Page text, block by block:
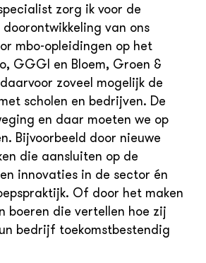
zorg ik voor de
van ons
mbo-opleidingen op het
GGGI en Bloem, Groen &
zoveel mogelijk de
scholen en bedrijven. De
en daar moeten we op
Bijvoorbeeld door nieuwe
die aansluiten op de
innovaties in de sector én
Of door het maken
boeren die vertellen hoe zij
bedrijf toekomstbestendig